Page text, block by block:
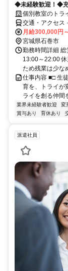
◆未経験歓迎！◆
個別教室のト
交通・アクセス
月給300,000円
宮城県石巻市
勤務時間詳細
13:00～22:00
ため残業は少な
仕事内容 ■□ 生
育を、トライが
ライを創る仲間
業界未経験者歓迎 変
賞与あり
育休あり
派遣社員